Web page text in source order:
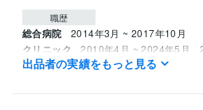
職歴
総合病院 2014年3月 ~ 2017年10月
クリニック 2010年4月 ~ 2024年5月
看護師 取得年 : 2001年
出品者の実績をもっと見る